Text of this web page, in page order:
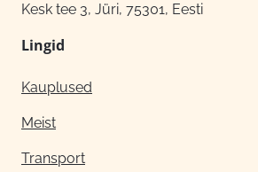
Kesk tee 3, Jüri, 75301, Eesti
Lingid
Kauplused
Meist
Transport